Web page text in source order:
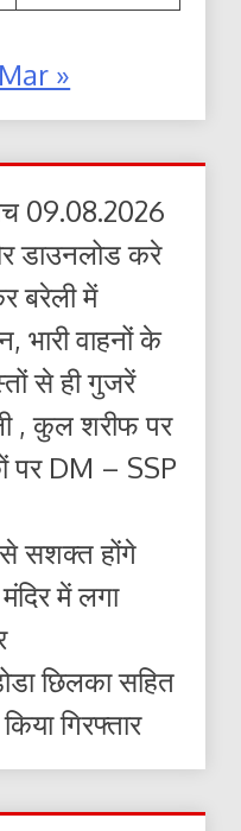
Mar »
09.08.2026
डाउनलोड करे
बरेली में
भारी वाहनों के
से ही गुजरें
, कुल शरीफ पर
पर DM – SSP
सशक्त होंगे
में लगा
छिलका सहित
गिरफ्तार